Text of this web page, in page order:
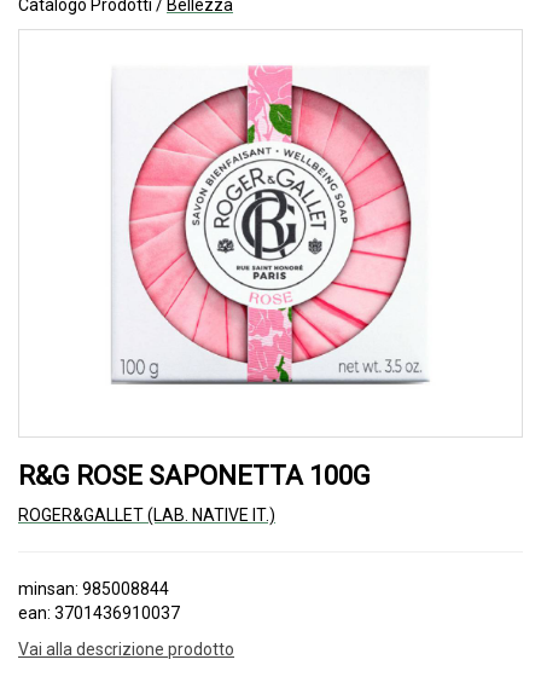
Catalogo Prodotti / Bellezza
R&G ROSE SAPONETTA 100G
ROGER&GALLET (LAB. NATIVE IT.)
minsan: 985008844
ean: 3701436910037
Vai alla descrizione prodotto